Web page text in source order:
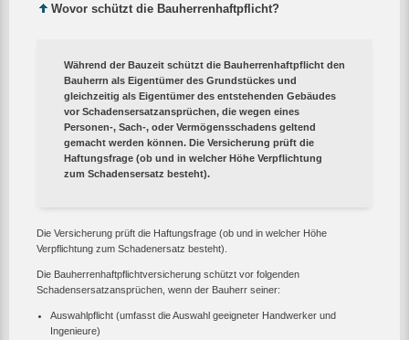
Wovor schützt die Bauherrenhaftpflicht?
Während der Bauzeit schützt die Bauherrenhaftpflicht den
Bauherrn als Eigentümer des Grundstückes und
gleichzeitig als Eigentümer des entstehenden Gebäudes
vor Schadensersatzansprüchen, die wegen eines
Personen-, Sach-, oder Vermögensschadens geltend
gemacht werden können. Die Versicherung prüft die
Haftungsfrage (ob und in welcher Höhe Verpflichtung
zum Schadensersatz besteht).
Die Versicherung prüft die Haftungsfrage (ob und in welcher Höhe
Verpflichtung zum Schadenersatz besteht).
Die Bauherrenhaftpflichtversicherung schützt vor folgenden
Schadensersatzansprüchen, wenn der Bauherr seiner:
Auswahlpflicht (umfasst die Auswahl geeigneter Handwerker und
Ingenieure)